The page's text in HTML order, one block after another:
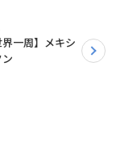
一周】メキシ